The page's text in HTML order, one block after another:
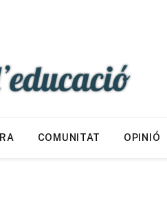
COMUNITAT OPINIÓ